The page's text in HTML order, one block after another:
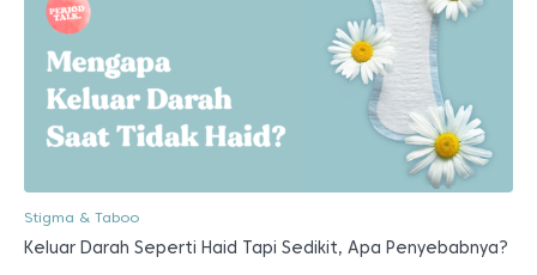
Stigma & Taboo
Keluar Darah Seperti Haid Tapi Sedikit, Apa Penyebabnya?